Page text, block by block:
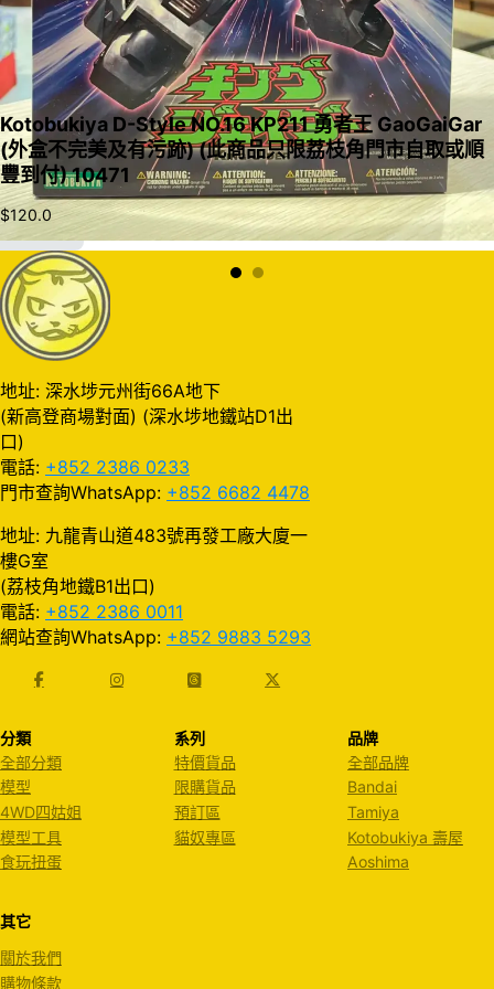
入購物車
Kotobukiya D-Style NO.16 KP211 勇者王 GaoGaiGar
(外盒不完美及有污跡) (此商品只限荔枝角門市自取或順
豐到付) 10471
$120.0
地址: 深水埗元州街66A地下
(新高登商場對面) (深水埗地鐵站D1出
口)
電話: +852 2386 0233
門市查詢WhatsApp: +852 6682 4478
地址: 九龍青山道483號再發工廠大廈一
樓G室
(荔枝角地鐵B1出口)
電話: +852 2386 0011
網站查詢WhatsApp: +852 9883 5293
分類
全部分類
模型
4WD四姑姐
模型工具
食玩扭蛋
系列
特價貨品
限購貨品
預訂區
貓奴專區
品牌
全部品牌
Bandai
Tamiya
Kotobukiya 壽屋
Aoshima
其它
關於我們
購物條款